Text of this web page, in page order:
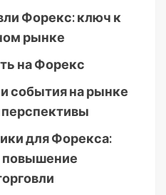
Форекс: ключ к
рынке
на Форекс
события на рынке
перспективы
для Форекса:
повышение